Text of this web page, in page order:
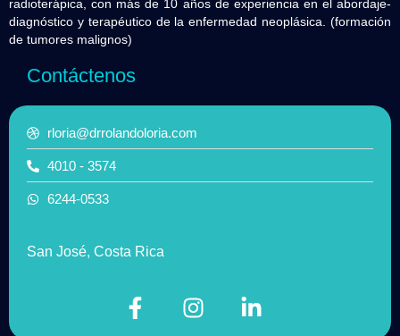
radioterápica, con más de 10 años de experiencia en el abordaje-
diagnóstico y terapéutico de la enfermedad neoplásica. (formación
de tumores malignos)
Contáctenos
rloria@drrolandoloria.com
4010 - 3574
6244-0533
San José, Costa Rica